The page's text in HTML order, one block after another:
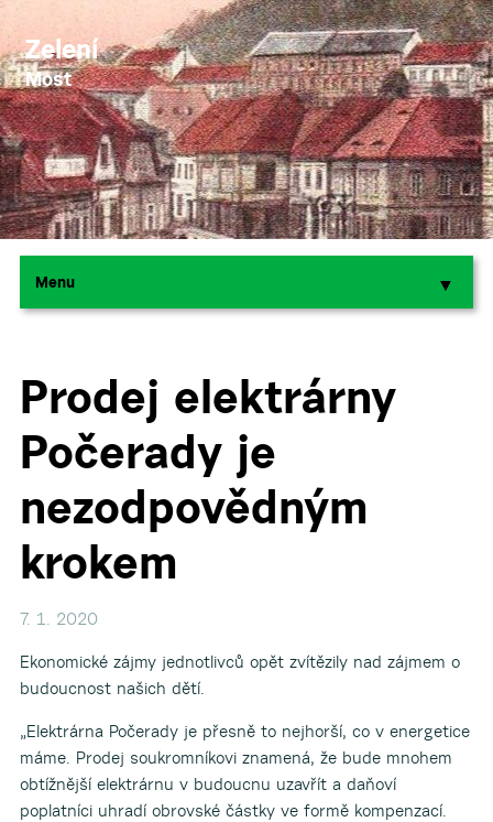
Zelení
Most
Menu ▼
▼
Prodej elektrárny
Počerady je
nezodpovědným
krokem
7. 1. 2020
Ekonomické zájmy jednotlivců opět zvítězily nad zájmem o
budoucnost našich dětí.
„Elektrárna Počerady je přesně to nejhorší, co v energetice
máme. Prodej soukromníkovi znamená, že bude mnohem
obtížnější elektrárnu v budoucnu uzavřít a daňoví
poplatníci uhradí obrovské částky ve formě kompenzací.